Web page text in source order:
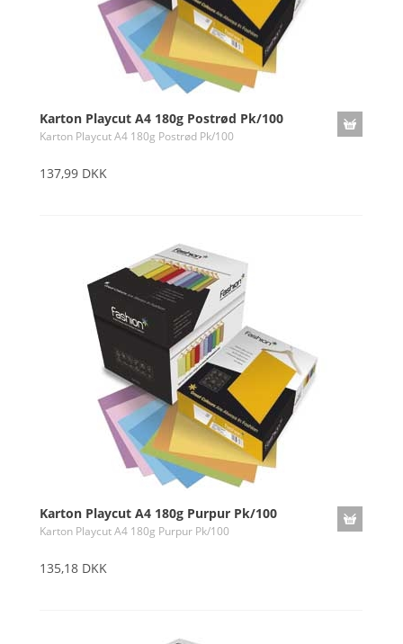
Karton Playcut A4 180g Postrød Pk/100
Karton Playcut A4 180g Postrød Pk/100
137,99 DKK
Karton Playcut A4 180g Purpur Pk/100
Karton Playcut A4 180g Purpur Pk/100
135,18 DKK